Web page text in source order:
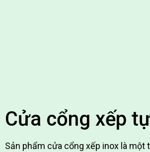
Cửa cổng xếp
Sản phẩm cửa cổng xếp inox là một